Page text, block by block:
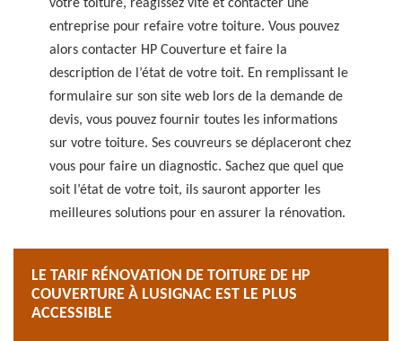
votre toiture, réagissez vite et contacter une
entreprise pour refaire votre toiture. Vous pouvez
alors contacter HP Couverture et faire la
description de l’état de votre toit. En remplissant le
formulaire sur son site web lors de la demande de
devis, vous pouvez fournir toutes les informations
sur votre toiture. Ses couvreurs se déplaceront chez
vous pour faire un diagnostic. Sachez que quel que
soit l’état de votre toit, ils sauront apporter les
meilleures solutions pour en assurer la rénovation.
LE TARIF RÉNOVATION DE TOITURE DE HP
COUVERTURE À LUSIGNAC EST LE PLUS
ACCESSIBLE